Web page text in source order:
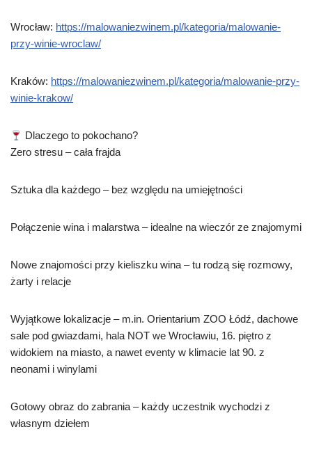
Wrocław: https://malowaniezwinem.pl/kategoria/malowanie-
przy-winie-wroclaw/
Kraków: https://malowaniezwinem.pl/kategoria/malowanie-przy-
winie-krakow/
Dlaczego to pokochano?
Zero stresu – cała frajda
Sztuka dla każdego – bez względu na umiejętności
Połączenie wina i malarstwa – idealne na wieczór ze znajomymi
Nowe znajomości przy kieliszku wina – tu rodzą się rozmowy,
żarty i relacje
Wyjątkowe lokalizacje – m.in. Orientarium ZOO Łódź, dachowe
sale pod gwiazdami, hala NOT we Wrocławiu, 16. piętro z
widokiem na miasto, a nawet eventy w klimacie lat 90. z
neonami i winylami
Gotowy obraz do zabrania – każdy uczestnik wychodzi z
własnym dziełem